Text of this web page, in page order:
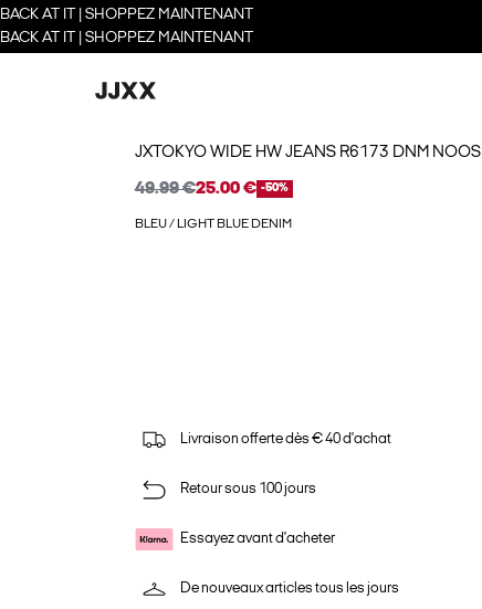
BACK AT IT | SHOPPEZ MAINTENANT
BACK AT IT | SHOPPEZ MAINTENANT
JXTOKYO WIDE HW JEANS R6173 DNM NOOS
49.99 €25.00 € -50%
BLEU / LIGHT BLUE DENIM
Livraison offerte dès € 40 d'achat
Retour sous 100 jours
Essayez avant d'acheter
De nouveaux articles tous les jours